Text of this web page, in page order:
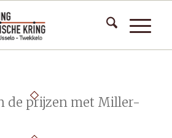
de prijzen met Miller-